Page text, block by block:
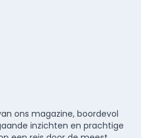
ons magazine, boordevol
inzichten en prachtige